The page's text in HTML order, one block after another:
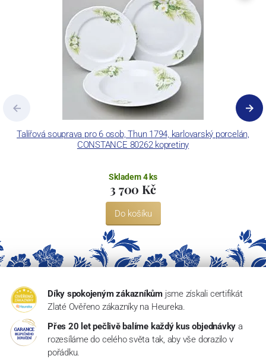
Concordia Lesov používá ochrannou známku LC a Thun Hotel &
Talířová souprava pro 6 osob, Thun 1794, karlovarský porcelán,
CONSTANCE 80262 kopretiny
Skladem 4 ks
3 700 Kč
Do košíku
Díky spokojeným zákazníkům jsme získali certifikát
Zlaté Ověřeno zákazníky na Heureka.
Přes 20 let pečlivě balíme každý kus objednávky a
rozesíláme do celého světa tak, aby vše dorazilo v
pořádku.